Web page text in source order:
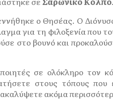
ο Θησέας. Ο
για τη φιλοξενία που
στο βουνό και
σε ολόκληρο τον
στους τόπους που
ακόμα